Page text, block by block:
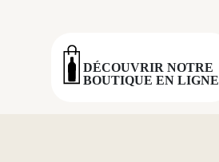
DÉCOUVRIR NOTRE
BOUTIQUE EN LIGNE